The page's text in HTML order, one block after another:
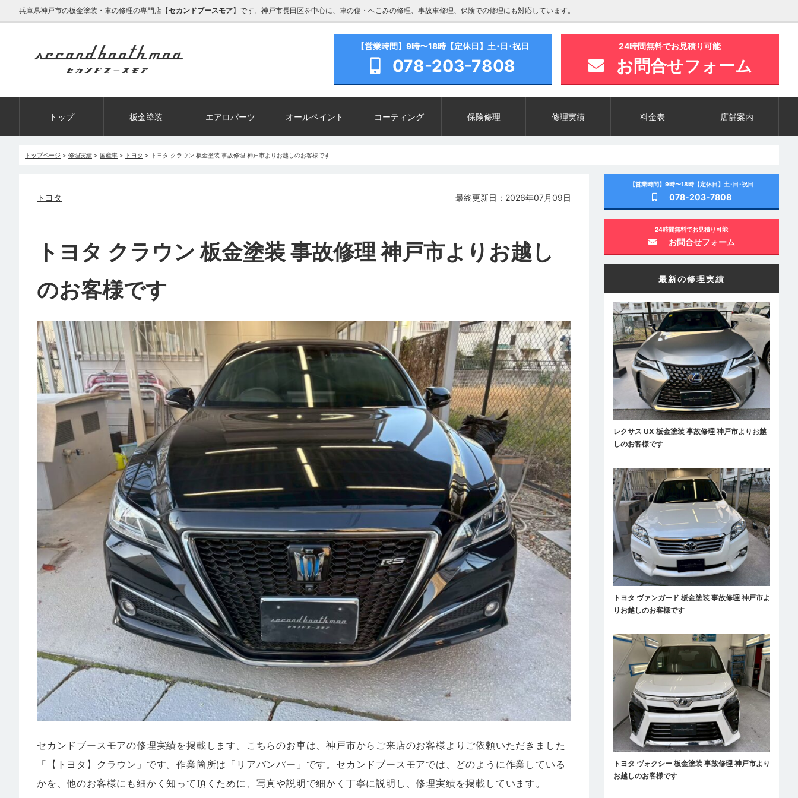
兵庫県神戸市の板金塗装・車の修理の専門店【セカンドブースモア】です。神戸市長田区を中心に、車の傷・へこみの修理、事故車修理、保険での修理にも対応しています。
【営業時間】9時〜18時【定休日】土･日･祝日
078-203-7808
24時間無料でお見積り可能
お問合せフォーム
トップ 板金塗装 エアロパーツ オールペイント コーティング 保険修理 修理実績 料金表 店舗案内
トップページ > 修理実績 > 国産車 > トヨタ > トヨタ クラウン 板金塗装 事故修理 神戸市よりお越しのお客様です
トヨタ 最終更新日：2026年07月09日
トヨタ クラウン 板金塗装 事故修理 神戸市よりお越し
のお客様です
セカンドブースモアの修理実績を掲載します。こちらのお車は、神戸市からご来店のお客様よりご依頼いただきました
「【トヨタ】クラウン」です。作業箇所は「リアバンパー」です。セカンドブースモアでは、どのように作業している
かを、他のお客様にも細かく知って頂くために、写真や説明で細かく丁寧に説明し、修理実績を掲載しています。
【営業時間】9時〜18時【定休日】土･日･祝日
078-203-7808
24時間無料でお見積り可能
お問合せフォーム
最新の修理実績
レクサス UX 板金塗装 事故修理 神戸市よりお越
しのお客様です
トヨタ ヴァンガード 板金塗装 事故修理 神戸市よ
りお越しのお客様です
トヨタ ヴォクシー 板金塗装 事故修理 神戸市より
お越しのお客様です